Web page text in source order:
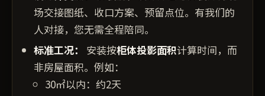
场交接图纸、收口方案、预留点位。有我们的
人对接，您无需全程陪同。
标准工况：
安装按柜体投影面积计算时间，而
非房屋面积。例如：
30㎡以内：约2天